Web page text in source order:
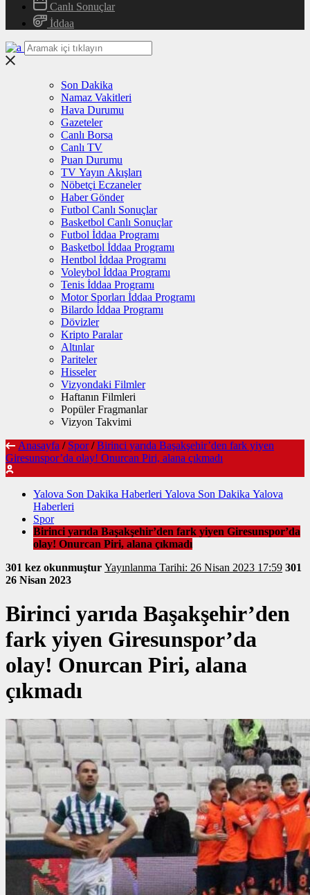
Canlı Sonuçlar
İddaa
Son Dakika
Namaz Vakitleri
Hava Durumu
Gazeteler
Canlı Borsa
Canlı TV
Puan Durumu
TV Yayın Akışları
Nöbetçi Eczaneler
Haber Gönder
Futbol Canlı Sonuçlar
Basketbol Canlı Sonuçlar
Futbol İddaa Programı
Basketbol İddaa Programı
Hentbol İddaa Programı
Voleybol İddaa Programı
Tenis İddaa Programı
Motor Sporları İddaa Programı
Bilardo İddaa Programı
Dövizler
Kripto Paralar
Altınlar
Pariteler
Hisseler
Vizyondaki Filmler
Haftanın Filmleri
Popüler Fragmanlar
Vizyon Takvimi
Anasayfa / Spor / Birinci yarıda Başakşehir’den fark yiyen
Giresunspor’da olay! Onurcan Piri, alana çıkmadı
Yalova Son Dakika Haberleri Yalova Son Dakika Yalova
Haberleri
Spor
Birinci yarıda Başakşehir’den fark yiyen Giresunspor’da
olay! Onurcan Piri, alana çıkmadı
301 kez okunmuştur
Yayınlanma Tarihi: 26 Nisan 2023 17:59 301
26 Nisan 2023
Birinci yarıda Başakşehir’den
fark yiyen Giresunspor’da
olay! Onurcan Piri, alana
çıkmadı